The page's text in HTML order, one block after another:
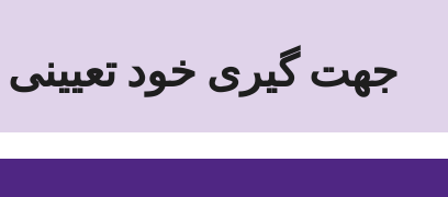
جهت گیری خود تعیینی
جهت
گیری